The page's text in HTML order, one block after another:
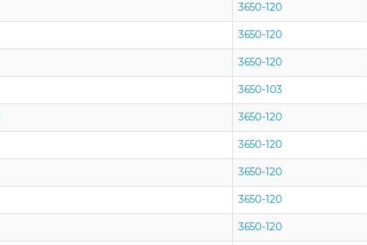
3650-120
3650-120
3650-120
3650-103
3650-120
3650-120
3650-120
3650-120
3650-120